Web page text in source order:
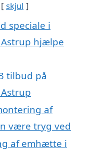
skjul
speciale i
hjælpe
tilbud på
af
være tryg ved
af emhætte i